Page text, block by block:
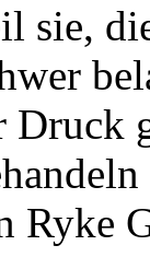
sie,
Druck
Ryke